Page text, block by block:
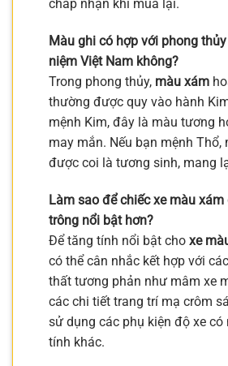
chấp nhận khi mua lại.
Màu ghi có hợp với phong
niệm Việt Nam không?
Trong phong thủy, màu xám
thường được quy vào hành
mệnh Kim, đây là màu tương
may mắn. Nếu bạn mệnh Thổ,
được coi là tương sinh, mang
Làm sao để chiếc xe màu
trông nổi bật hơn?
Để tăng tính nổi bật cho xe
có thể cân nhắc kết hợp với
thất tương phản như mâm xe
các chi tiết trang trí mạ crôm
sử dụng các phụ kiện độ xe có
tính khác.